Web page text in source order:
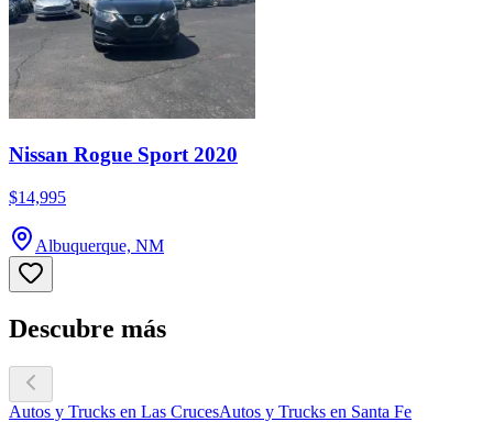
Nissan Rogue Sport 2020
$14,995
Albuquerque, NM
Descubre más
Autos y Trucks en Las CrucesAutos y Trucks en Santa Fe